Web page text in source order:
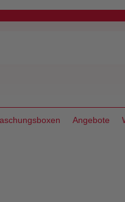
Angebote